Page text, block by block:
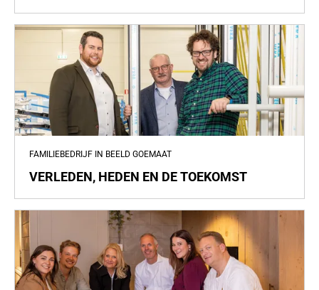
FAMILIEBEDRIJF IN BEELD GOEMAAT
VERLEDEN, HEDEN EN DE TOEKOMST